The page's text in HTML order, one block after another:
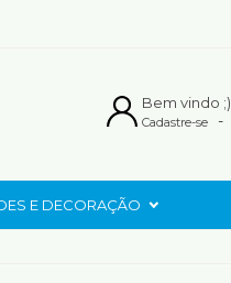
Bem vindo ;)
Cadastre-se -
E DECORAÇÃO